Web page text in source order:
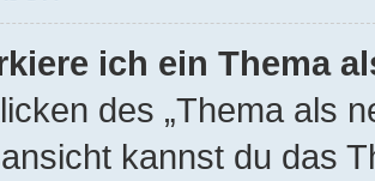
ich ein Thema
des „Thema als
kannst du das